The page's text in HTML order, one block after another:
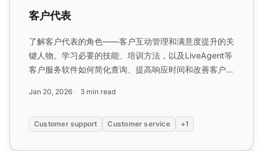
客户代表
了解客户代表的角色——客户互动管理和满意度提升的关
键人物。学习必要的技能、培训方法，以及LiveAgent等
客户服务软件如何简化查询、提高响应时间和改善客户关
Jan 20, 2026 3 min read
Customer support Customer service +1